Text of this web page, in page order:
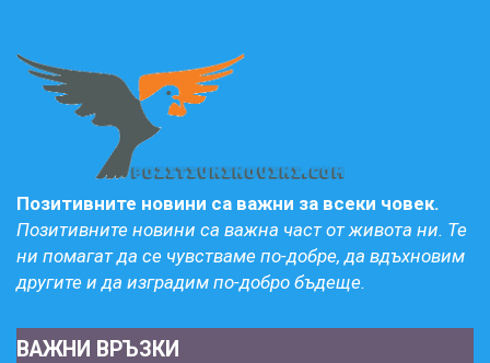
Позитивните новини са важни за всеки човек.
Позитивните новини са важна част от живота ни. Те
ни помагат да се чувстваме по-добре, да вдъхновим
другите и да изградим по-добро бъдеще.
ВАЖНИ ВРЪЗКИ